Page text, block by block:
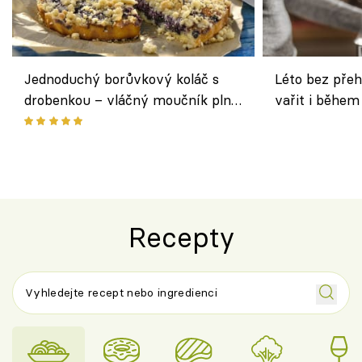
Jednoduchý borůvkový koláč s
drobenkou – vláčný moučník plný
ovoce
Léto bez
vařit i
Recepty